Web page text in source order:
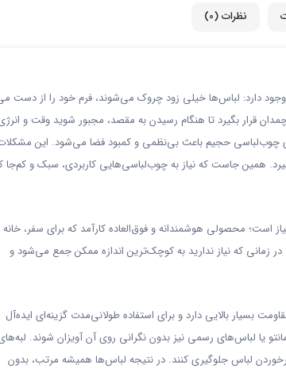
نظرات (0)
دارد: لباس‌ها خیلی زود چروک می‌شوند، فرم خود را از دست
قرار بگیرد تا هنگام رسیدن به مقصد، مجبور شوید وقت و
چوب‌لباسی حجیم باعث بی‌نظمی و کمبود فضا می‌شود. این
همین جاست که نیاز به چوب‌لباسی‌هایی کاربردی، سبک و کم‌جا
است؛ محصولی هوشمندانه و فوق‌العاده کارآمد که برای سفر،
که نیاز ندارید به کوچک‌ترین اندازه ممکن جمع می‌شود و
بسیار بالایی دارد و برای استفاده طولانی‌مدت گزینه‌ای ایده‌آل
لباس‌های رسمی نیز بدون نگرانی روی آن آویزان شوند.
لباس جلوگیری کنند. در نتیجه لباس‌ها همیشه مرتب، بدون